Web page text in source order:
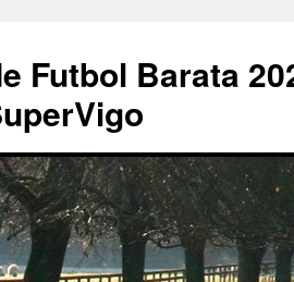
Futbol Barata